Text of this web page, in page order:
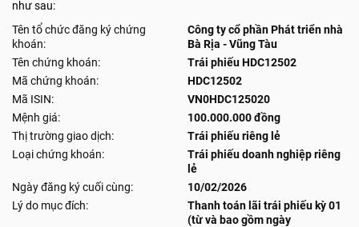
như sau:
Tên tổ chức đăng ký chứng
khoán:
Công ty cổ phần Phát triển nhà
Bà Rịa - Vũng Tàu
Tên chứng khoán:
Trái phiếu HDC12502
Mã chứng khoán:
HDC12502
Mã ISIN:
VN0HDC125020
Mệnh giá:
100.000.000 đồng
Thị trường giao dịch:
Trái phiếu riêng lẻ
Loại chứng khoán:
Trái phiếu doanh nghiệp riêng
lẻ
Ngày đăng ký cuối cùng:
10/02/2026
Lý do mục đích:
Thanh toán lãi trái phiếu kỳ 01
(từ và bao gồm ngày